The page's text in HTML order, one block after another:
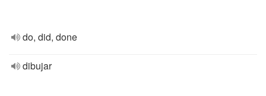
do, did, done
dibujar